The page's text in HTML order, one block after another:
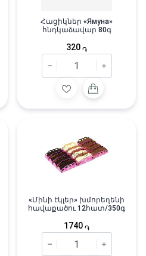
Հացիկներ «Ямуна»
հնդկաձավար 80գ
320 ֏
«Մինի էկլեր» խմորեղենի
հավաքածու 12հատ/350գ
1740 ֏